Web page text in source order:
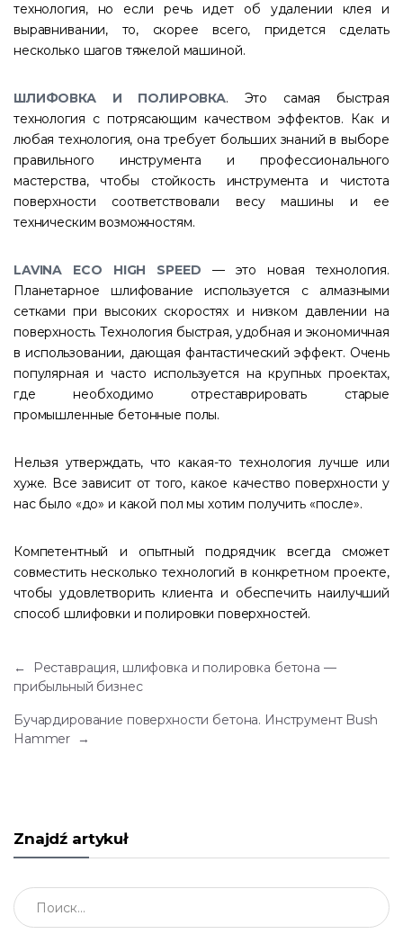
технология, но если речь идет об удалении клея и
выравнивании, то, скорее всего, придется сделать
несколько шагов тяжелой машиной.
ШЛИФОВКА И ПОЛИРОВКА. Это самая быстрая
технология с потрясающим качеством эффектов. Как и
любая технология, она требует больших знаний в выборе
правильного инструмента и профессионального
мастерства, чтобы стойкость инструмента и чистота
поверхности соответствовали весу машины и ее
техническим возможностям.
LAVINA ECO HIGH SPEED — это новая технология.
Планетарное шлифование используется с алмазными
сетками при высоких скоростях и низком давлении на
поверхность. Технология быстрая, удобная и экономичная
в использовании, дающая фантастический эффект. Очень
популярная и часто используется на крупных проектах,
где необходимо отреставрировать старые
промышленные бетонные полы.
Нельзя утверждать, что какая-то технология лучше или
хуже. Все зависит от того, какое качество поверхности у
нас было «до» и какой пол мы хотим получить «после».
Компетентный и опытный подрядчик всегда сможет
совместить несколько технологий в конкретном проекте,
чтобы удовлетворить клиента и обеспечить наилучший
способ шлифовки и полировки поверхностей.
←
Реставрация, шлифовка и полировка бетона —
прибыльный бизнес
Бучардирование поверхности бетона. Инструмент Bush
Hammer →
Znajdź artykuł
Znajdź artykuł